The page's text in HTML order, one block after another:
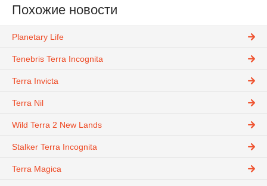
Похожие новости
Planetary Life
Tenebris Terra Incognita
Terra Invicta
Terra Nil
Wild Terra 2 New Lands
Stalker Terra Incognita
Terra Magica